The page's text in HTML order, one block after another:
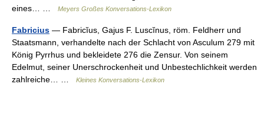
eines… …
Meyers Großes Konversations-Lexikon
Fabricius — Fabricĭus, Gajus F. Luscĭnus, röm. Feldherr und
Staatsmann, verhandelte nach der Schlacht von Asculum 279 mit
König Pyrrhus und bekleidete 276 die Zensur. Von seinem
Edelmut, seiner Unerschrockenheit und Unbestechlichkeit werden
zahlreiche… …
Kleines Konversations-Lexikon